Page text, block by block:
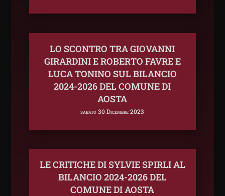
LO SCONTRO TRA GIOVANNI
GIRARDINI E ROBERTO FAVRE E
LUCA TONINO SUL BILANCIO
2024-2026 DEL COMUNE DI
AOSTA
sabato 30 Dicembre 2023
LE CRITICHE DI SYLVIE SPIRLI AL
BILANCIO 2024-2026 DEL
COMUNE DI AOSTA